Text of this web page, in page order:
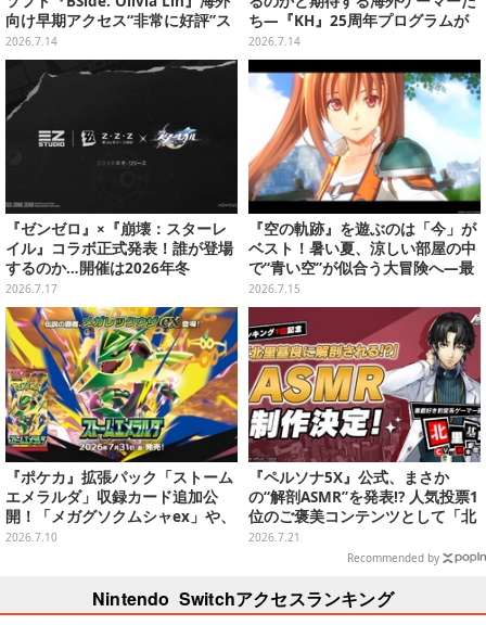
向け早期アクセス“非常に好評”ス
タート。彼女からの手紙や音楽体
験を生成AIが担う
2026.7.14
ち―『KH』25周年プログラムが
ディズニー公式ファンイベントに
て実施へ
2026.7.14
『ゼンゼロ』×『崩壊：スターレ
イル』コラボ正式発表！誰が登場
するのか…開催は2026年冬
2026.7.17
『空の軌跡』を遊ぶのは「今」が
ベスト！暑い夏、涼しい部屋の中
で“青い空”が似合う大冒険へ―最
安値でセール中の『the 1st』か
ら新作『空の軌跡 the 2nd』まで
駆け抜けよう
2026.7.15
『ポケカ』拡張パック「ストーム
エメラルダ」収録カード追加公
開！「メガグソクムシャex」や、
2枚1組で使うスタジアムがさらに
2026.7.10
『ペルソナ5X』公式、まさか
の“解剖ASMR”を発表!? 人気投票1
位のご褒美コンテンツとして「北
里基良に解剖される」
2026.7.21
Recommended by
Nintendo Switchアクセスランキング